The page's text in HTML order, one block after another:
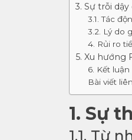
3. Sự trỗi
3.1. Tác
3.2. Lý do
4. Rủi ro
5. Xu hướng
6. Kết luận
Bài viết
1. Sự
1.1. Từ